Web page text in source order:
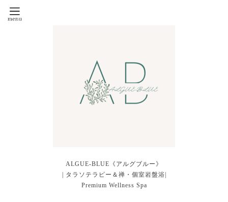
ALGUE-BLUE《アルグブルー》
| タラソテラピー＆禅・個室岩盤浴|
Premium Wellness Spa